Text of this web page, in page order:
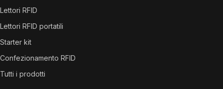
Lettori RFID
Lettori RFID portatili
Starter kit
Confezionamento RFID
Tutti i prodotti